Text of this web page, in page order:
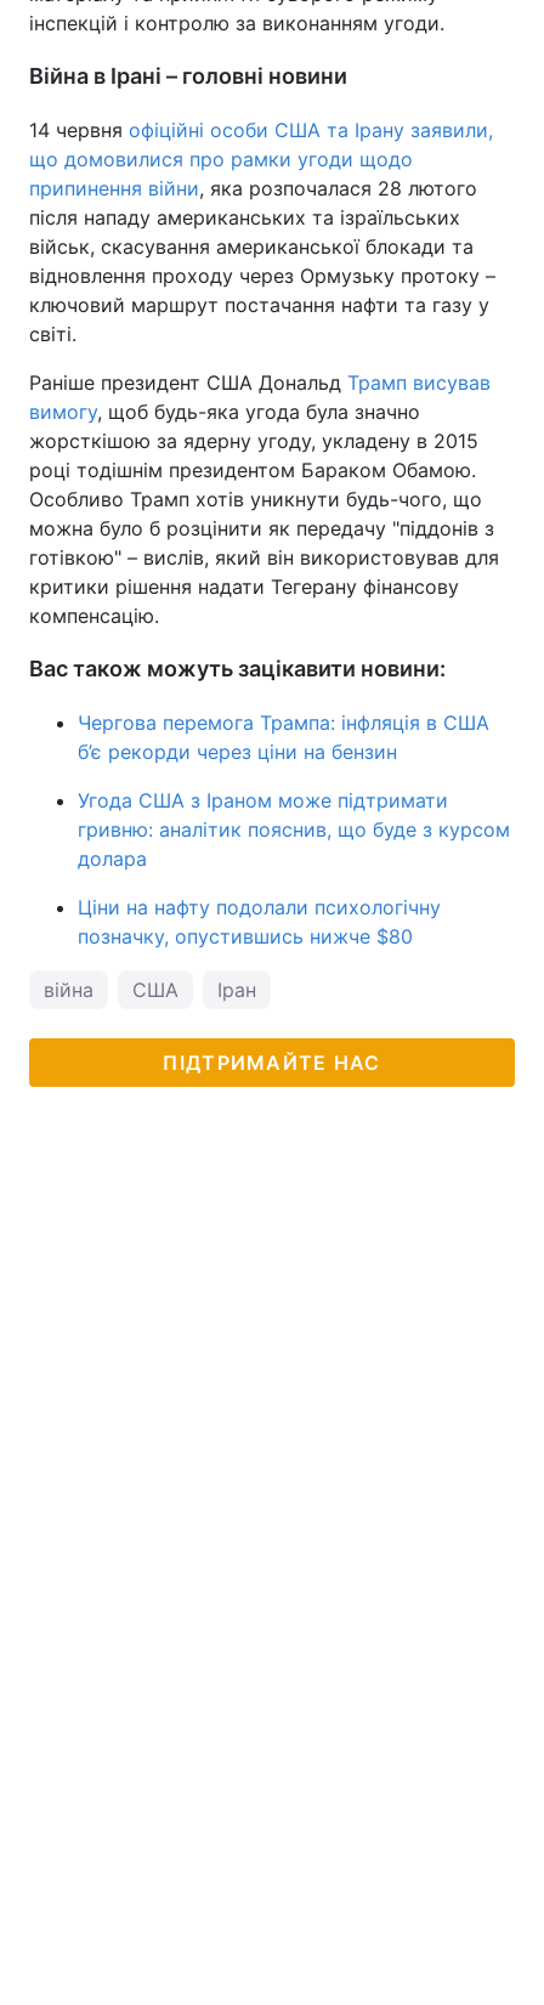
інспекцій і контролю за виконанням угоди.
Війна в Ірані – головні новини
14 червня офіційні особи США та Ірану заявили,
що домовилися про рамки угоди щодо
припинення війни, яка розпочалася 28 лютого
після нападу американських та ізраїльських
військ, скасування американської блокади та
відновлення проходу через Ормузьку протоку –
ключовий маршрут постачання нафти та газу у
світі.
Раніше президент США Дональд Трамп висував
вимогу, щоб будь-яка угода була значно
жорсткішою за ядерну угоду, укладену в 2015
році тодішнім президентом Бараком Обамою.
Особливо Трамп хотів уникнути будь-чого, що
можна було б розцінити як передачу "піддонів з
готівкою" – вислів, який він використовував для
критики рішення надати Тегерану фінансову
компенсацію.
Вас також можуть зацікавити новини:
Чергова перемога Трампа: інфляція в США
б’є рекорди через ціни на бензин
Угода США з Іраном може підтримати
гривню: аналітик пояснив, що буде з курсом
долара
Ціни на нафту подолали психологічну
позначку, опустившись нижче $80
війна США Іран
ПІДТРИМАЙТЕ НАС